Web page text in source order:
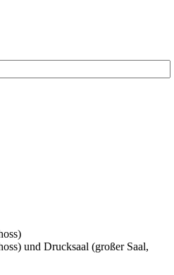
und Drucksaal (großer Saal,